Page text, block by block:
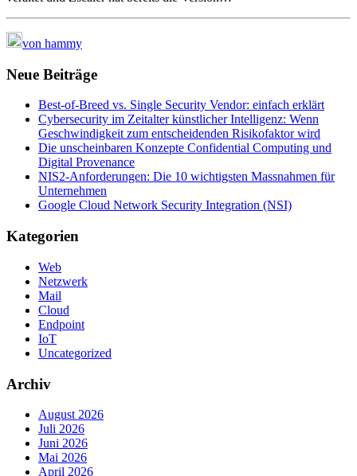
von hammy
Neue Beiträge
Best-of-Breed vs. Single Security Vendor: einfach erklärt
Cybersecurity im Zeitalter künstlicher Intelligenz: Wenn
Geschwindigkeit zum entscheidenden Risikofaktor wird
Die unscheinbaren Konzepte Confidential Computing und
Digital Provenance
NIS2-Anforderungen: Die 10 wichtigsten Massnahmen für
Unternehmen
Google Cloud Network Security Integration (NSI)
Kategorien
Web
Netzwerk
Mail
Cloud
Endpoint
IoT
Uncategorized
Archiv
August 2026
Juli 2026
Juni 2026
Mai 2026
April 2026